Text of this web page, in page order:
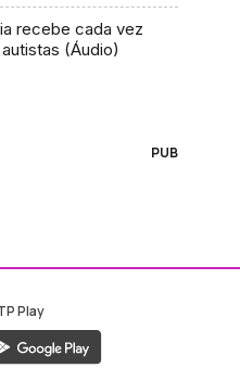
recebe cada vez
(Áudio)
PUB
Play